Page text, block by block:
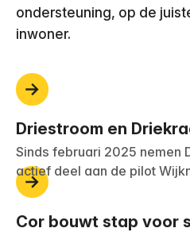
ondersteuning, op de
inwoner.
Driestroom en
aan sterke
Sinds februari 2025 nemen
actief deel aan de pilot
Cor bouwt stap voor